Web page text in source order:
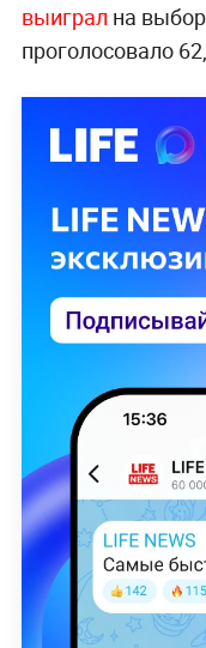
выиграл на
проголосовало